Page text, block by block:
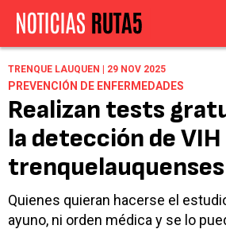
TRENQUE LAUQUEN | 29 NOV 2025
PREVENCIÓN DE ENFERMEDADES
Realizan tests
la detección de VIH
trenquelauquenses
Quienes quieran hacerse el
ayuno, ni orden médica y se lo